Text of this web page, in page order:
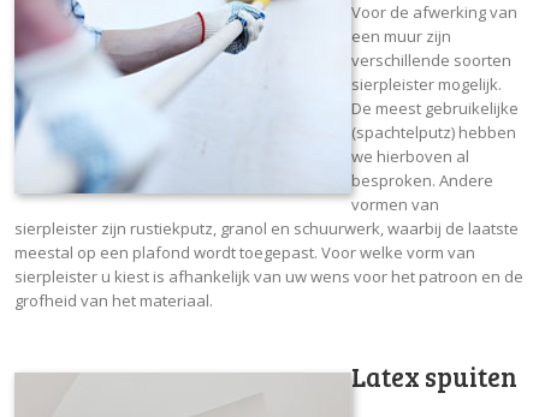
Voor de afwerking van
een muur zijn
verschillende soorten
sierpleister mogelijk.
De meest gebruikelijke
(spachtelputz) hebben
we hierboven al
besproken. Andere
vormen van
sierpleister zijn rustiekputz, granol en schuurwerk, waarbij de laatste
meestal op een plafond wordt toegepast. Voor welke vorm van
sierpleister u kiest is afhankelijk van uw wens voor het patroon en de
grofheid van het materiaal.
Latex spuiten